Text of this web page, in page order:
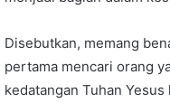
Disebutkan, memang
pertama mencari orang
kedatangan Tuhan